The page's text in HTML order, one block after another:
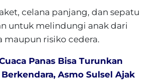
celana panjang, dan sepatu
untuk melindungi anak dari
maupun risiko cedera.
Panas Bisa Turunkan
Asmo Sulsel Ajak